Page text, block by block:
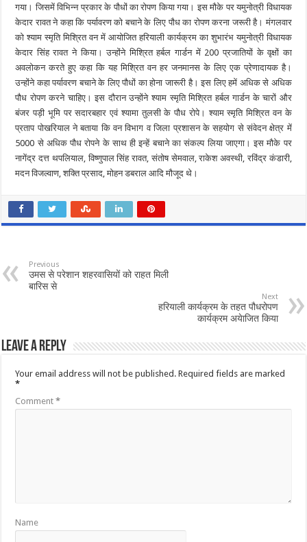
गया। जिसमें विभिन्न प्रकार के पौधों का रोपण किया गया। इस मौके पर यमुनोत्री विधायक
केदार रावत ने कहा कि पर्यावरण को बचाने के लिए पौध का रोपण करना जरूरी है। मंगलवार
को श्याम स्मृति मिश्रित वन में आयोजित हरियाली कार्यक्रम का शुभारंभ यमुनोत्री विधायक
केदार सिंह रावत ने किया। उन्होंने मिश्रित हर्बल गार्डन में 200 प्रजातियों के वृक्षों का
अवलोकन करते हुए कहा कि यह मिश्रित वन हर जनमानस के लिए एक प्रेणादायक है।
उन्होंने कहा पर्यावरण बचाने के लिए पौधों का होना जारूरी है। इस लिए हमें अधिक से अधिक
पौध रोपण करने चाहिए। इस दौरान उन्होंने श्याम स्मृति मिश्रित हर्बल गार्डन के चारों और
बंजर पड़ी भूमि पर सदारबहार एवं श्यामा तुलसी के पौध रोपे। श्याम स्मृति मिश्रित वन के
प्रताप पोखरियाल ने बताया कि वन विभाग व जिला प्रशासन के सहयोग से संवेदन क्षेत्र में
5000 से अधिक पौध रोपने के साथ ही इन्हें बचाने का संकल्प लिया जाएगा। इस मौके पर
नागेंद्र दत्त थपलियाल, विष्णुपाल सिंह रावत, संतोष सेमवाल, राकेश अवस्थी, रविंद्र कंडारी,
मदन विजल्वाण, शक्ति प्रसाद, मोहन डबराल आदि मौजूद थे।
Previous
उमस से परेशान शहरवासियों को राहत मिली
बारिस से
Next
हरियाली कार्यक्रम के तहत पौधरोपण
कार्यक्रम अयेाजित किया
Leave a Reply
Your email address will not be published. Required fields are marked
*
Comment*
Name